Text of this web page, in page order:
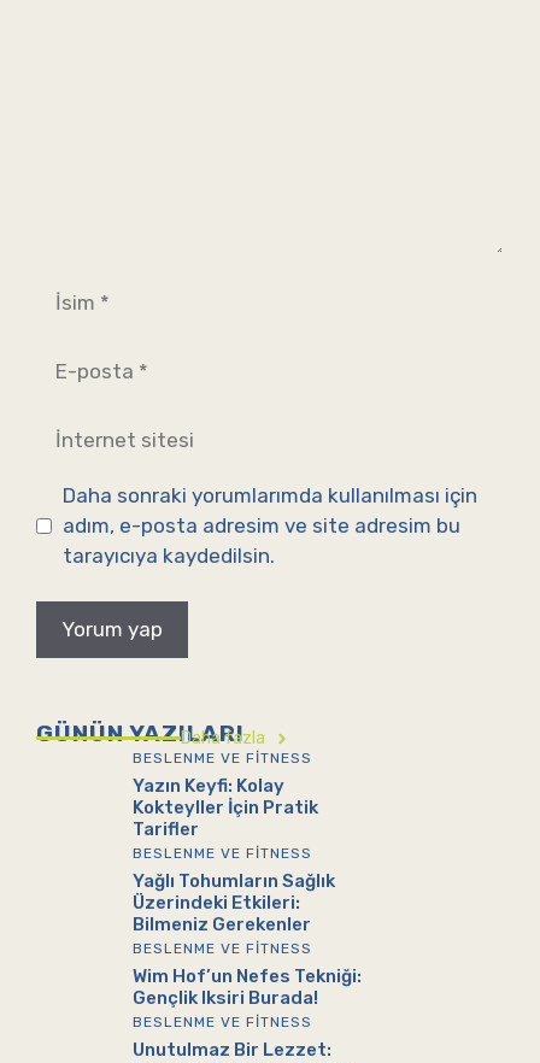
İsim
posta
İnternet
sitesi
Daha sonraki yorumlarımda kullanılması için
adım, e-posta adresim ve site adresim bu
tarayıcıya kaydedilsin.
GÜNÜN YAZILARI
Daha fazla
BESLENME VE FITNESS
Yazın Keyfi: Kolay
Kokteyller İçin Pratik
Tarifler
BESLENME VE FITNESS
Yağlı Tohumların Sağlık
Üzerindeki Etkileri:
Bilmeniz Gerekenler
BESLENME VE FITNESS
Wim Hof’un Nefes Tekniği:
Gençlik Iksiri Burada!
BESLENME VE FITNESS
Unutulmaz Bir Lezzet: